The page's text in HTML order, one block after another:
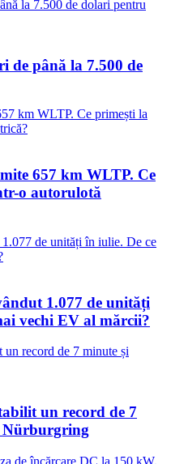
de până la 7.500 de
657 km WLTP. Ce
o autorulotă
1.077 de unități
vechi EV al mărcii?
un record de 7
Nürburgring